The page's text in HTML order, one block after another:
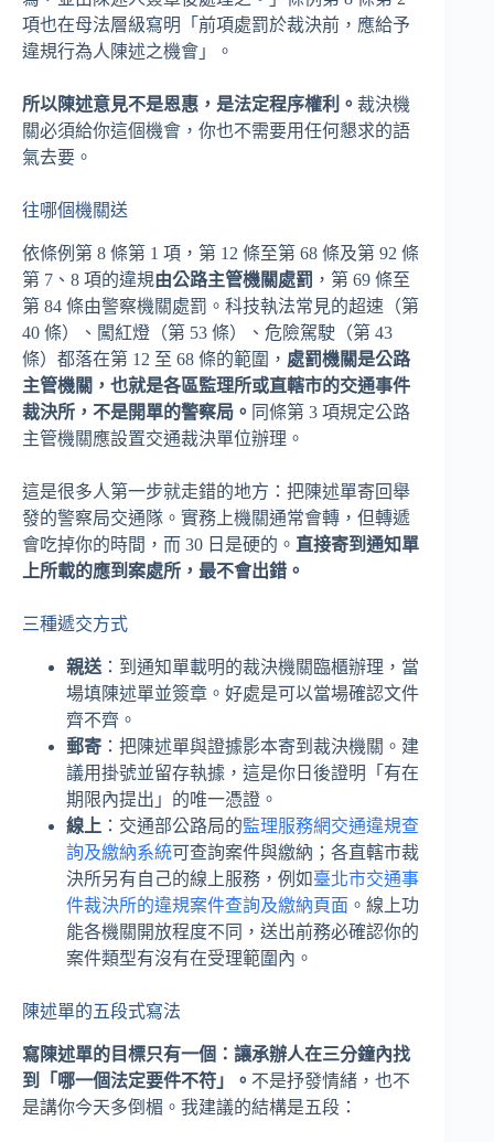
項也在母法層級寫明「前項處罰於裁決前，應給予
違規行為人陳述之機會」。
所以陳述意見不是恩惠，是法定程序權利。 裁決機
關必須給你這個機會，你也不需要用任何懇求的語
氣去要。
往哪個機關送
依條例第 8 條第 1 項，第 12 條至第 68 條及第 92 條
第 7、8 項的違規由公路主管機關處罰 ，第 69 條至
第 84 條由警察機關處罰。科技執法常見的超速（第
40 條）、闖紅燈（第 53 條）、危險駕駛（第 43
條）都落在第 12 至 68 條的範圍， 處罰機關是公路
主管機關，也就是各區監理所或直轄市的交通事件
裁決所，不是開單的警察局。 同條第 3 項規定公路
主管機關應設置交通裁決單位辦理。
這是很多人第一步就走錯的地方：把陳述單寄回舉
發的警察局交通隊。實務上機關通常會轉，但轉遞
會吃掉你的時間，而 30 日是硬的。 直接寄到通知單
上所載的應到案處所，最不會出錯。
三種遞交方式
親送 ：到通知單載明的裁決機關臨櫃辦理，當
場填陳述單並簽章。好處是可以當場確認文件
齊不齊。
郵寄 ：把陳述單與證據影本寄到裁決機關。建
議用掛號並留存執據，這是你日後證明「有在
期限內提出」的唯一憑證。
線上 ：交通部公路局的監理服務網交通違規查
詢及繳納系統可查詢案件與繳納；各直轄市裁
決所另有自己的線上服務，例如臺北市交通事
件裁決所的違規案件查詢及繳納頁面 。線上功
能各機關開放程度不同，送出前務必確認你的
案件類型有沒有在受理範圍內。
陳述單的五段式寫法
寫陳述單的目標只有一個：讓承辦人在三分鐘內找
到「哪一個法定要件不符」。 不是抒發情緒，也不
是講你今天多倒楣。我建議的結構是五段：